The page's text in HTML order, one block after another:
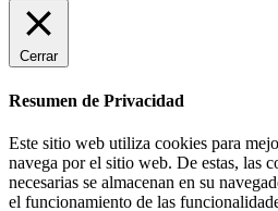
Cerrar
Resumen de Privacidad
Este sitio web utiliza cookies para
navega por el sitio web. De estas, las
necesarias se almacenan en su
el funcionamiento de las